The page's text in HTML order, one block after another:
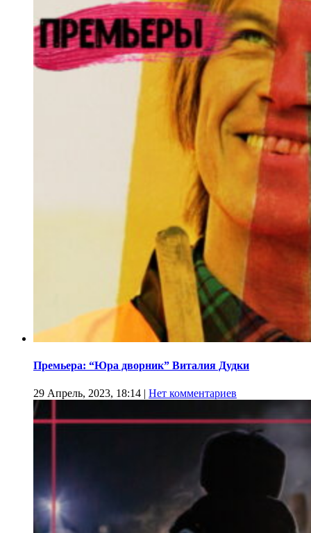
Премьера: “Юра дворник” Виталия Дудки
29 Апрель, 2023, 18:14 | Нет комментариев